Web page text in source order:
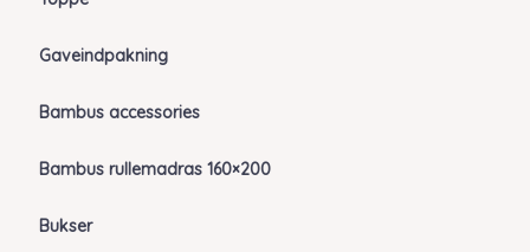
Gaveindpakning
Bambus accessories
Bambus rullemadras 160×200
Bukser